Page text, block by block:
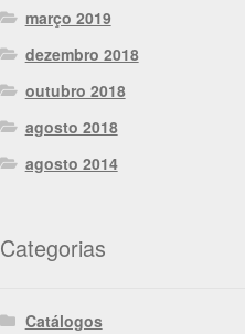
março 2019
dezembro 2018
outubro 2018
agosto 2018
agosto 2014
Categorias
Catálogos